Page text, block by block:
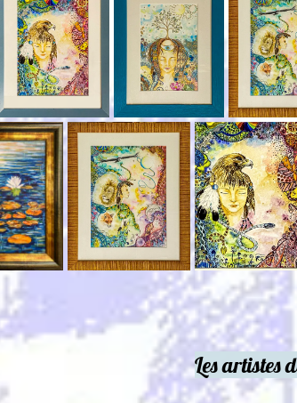
Les artistes de Contrastes et